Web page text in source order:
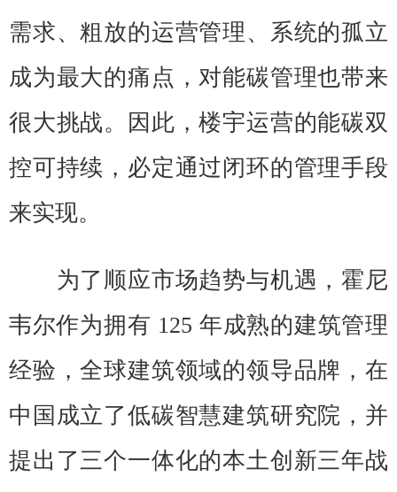
需求、粗放的运营管理、系统的孤立
成为最大的痛点，对能碳管理也带来
很大挑战。因此，楼宇运营的能碳双
控可持续，必定通过闭环的管理手段
来实现。
为了顺应市场趋势与机遇，霍尼
韦尔作为拥有 125 年成熟的建筑管理
经验，全球建筑领域的领导品牌，在
中国成立了低碳智慧建筑研究院，并
提出了三个一体化的本土创新三年战